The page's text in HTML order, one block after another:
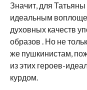
Значит, для
идеальным
духовных качеств
образов . Но не
же пушкинистам,
из этих героев-
курдом.